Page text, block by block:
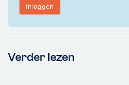
Verder lezen